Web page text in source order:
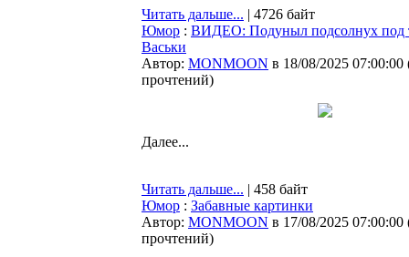
Читать дальше... | 4726 байт
Юмор : ВИДЕО: Подуныл подсолнух под
Васьки
Автор: MONMOON в 18/08/2025 07:00:00
прочтений)
Далее...
Читать дальше... | 458 байт
Юмор : Забавные картинки
Автор: MONMOON в 17/08/2025 07:00:00
прочтений)